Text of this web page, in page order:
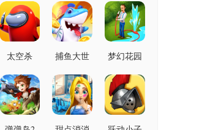
手机版
方版
机版
太空杀
安卓版
捕鱼大世
安卓版
梦幻花园
版